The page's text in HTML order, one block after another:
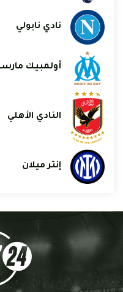
نادي نابولي
أولمبيك
النادي الأهلي
إنتر ميلان